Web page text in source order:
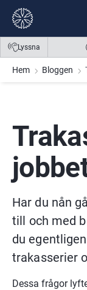
Gå till innehåll
Gå till meny
Gå till sidfot
Lyssna
Hem Bloggen
Har du nån
till och med
du
trakasserier
Dessa frågor